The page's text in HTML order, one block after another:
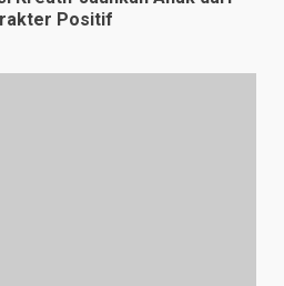
Positif